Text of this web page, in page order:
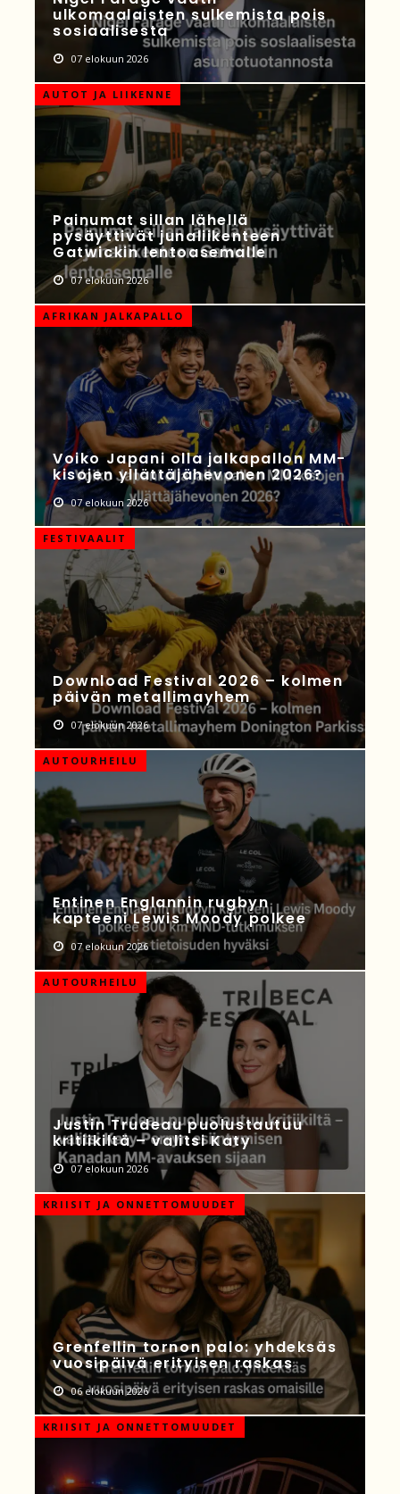
ulkomaalaisten sulkemista pois
sosiaalisesta
07 elokuun 2026
AUTOT JA LIIKENNE
Painumat sillan lähellä
pysäyttivät junaliikenteen
Gatwickin lentoasemalle
07 elokuun 2026
AFRIKAN JALKAPALLO
Voiko Japani olla jalkapallon MM-
kisojen yllättäjähevonen 2026?
07 elokuun 2026
FESTIVAALIT
Download Festival 2026 – kolmen
päivän metallimayhem
07 elokuun 2026
AUTOURHEILU
Entinen Englannin rugbyn
kapteeni Lewis Moody polkee
07 elokuun 2026
AUTOURHEILU
Justin Trudeau puolustautuu
kritiikiltä – valitsi Katy
07 elokuun 2026
KRIISIT JA ONNETTOMUUDET
Grenfellin tornon palo: yhdeksäs
vuosipäivä erityisen raskas
06 elokuun 2026
KRIISIT JA ONNETTOMUUDET